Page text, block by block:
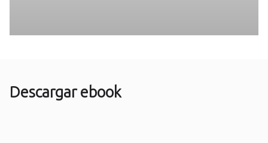
Descargar ebook